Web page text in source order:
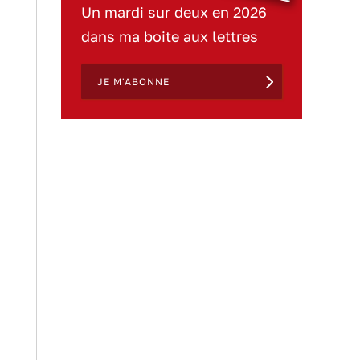
Un mardi sur deux en 2026
dans ma boite aux lettres
JE M'ABONNE